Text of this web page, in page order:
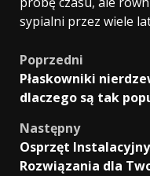
sypialni przez wiele
Zobacz
wpisy
Poprzedni
Płaskowniki
dlaczego są tak
Następny
Osprzęt
Rozwiązania dla